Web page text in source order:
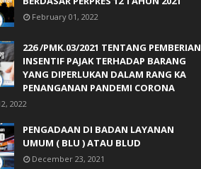
February 01, 2022
226 /PMK.03/2021 TENTANG PEMBERIAN
INSENTIF PAJAK TERHADAP BARANG
YANG DIPERLUKAN DALAM RANG KA
PENANGANAN PANDEMI CORONA
2022
PENGADAAN DI BADAN LAYANAN
UMUM ( BLU ) ATAU BLUD
December 23, 2021